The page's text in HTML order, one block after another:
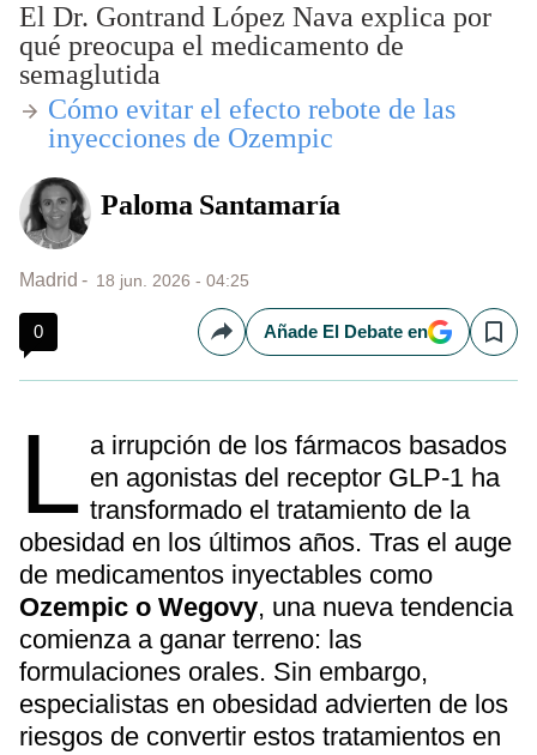
El Dr. Gontrand López Nava explica por
qué preocupa el medicamento de
semaglutida
​Cómo evitar el efecto rebote de las
inyecciones de Ozempic
Paloma Santamaría
Madrid 18 jun. 2026 - 04:25
0 CompartirAñade El Debate en Save
L a irrupción de los fármacos basados
en agonistas del receptor GLP-1 ha
transformado el tratamiento de la
obesidad en los últimos años. Tras el auge
de medicamentos inyectables como
Ozempic o Wegovy, una nueva tendencia
comienza a ganar terreno: las
formulaciones orales. Sin embargo,
especialistas en obesidad advierten de los
riesgos de convertir estos tratamientos en